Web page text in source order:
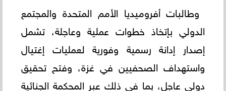
وطالبات أفروميديا الأمم المتحدة والمجتمع
الدولي بإتخاذ خطوات عملية وعاجلة، تشمل
إصدار إدانة رسمية وفورية لعمليات إغتيال
واستهداف الصحفيين في غزة، وفتح تحقيق
دولي عاجل، بما في ذلك عبر المحكمة الجنائية